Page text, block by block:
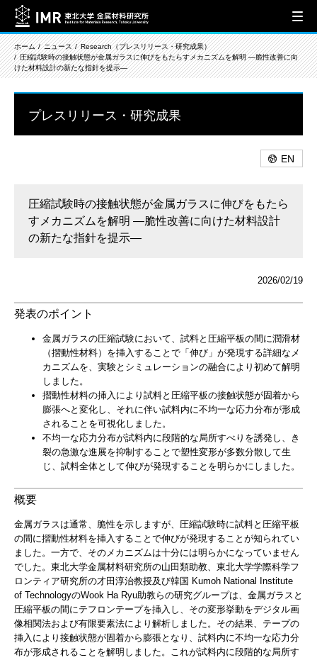
ホーム ニュース
Research（プレスリリース・研究成果）
圧縮試験時の接触状態が金属ガラスに伸びをもたらすメカニズムを解明 ―脆性改善に向
けた材料設計の新たな指針を提示―
プレスリリース・研究成果
EN
圧縮試験時の接触状態が金属ガラスに伸びをもたら
すメカニズムを解明 ―脆性改善に向けた材料設計
の新たな指針を提示―
2026/02/19
発表のポイント
金属ガラスの圧縮試験において、試料と圧縮平板の間に潤滑材
（摺動性材料）を挿入することで「伸び」が発現する詳細なメ
カニズムを、実験とシミュレーションの融合により初めて解明
しました。
摺動性材料の挿入により試料と圧縮平板の接触状態が固着から
膨張へと変化し、それに伴い試料内に不均一な応力分布が形成
されることを可視化しました。
不均一な応力分布が試料内に段階的な局所すべりを誘発し、き
裂の急激な進展を抑制することで塑性変形が多数分散して生
じ、試料全体として伸びが発現することを明らかにしました。
概要
金属ガラスは通常、脆性を示しますが、圧縮試験時に試料と圧縮平板
の間に摺動性材料を挿入することで伸びが発現することが知られてい
ました。一方で、そのメカニズムは十分には明らかになっていません
でした。東北大学金属材料研究所の山田類助教、東北大学学際科学フ
ロンティア研究所の才田淳治教授及び韓国 Kumoh National Institute
of TechnologyのWook Ha Ryu助教らの研究グループは、金属ガラスと
圧縮平板の間にテフロンテープを挿入し、その変形挙動をデジタル画
像相関法および有限要素法により解析しました。その結果、テープの
挿入により接触状態が固着から膨張となり、試料内に不均一な応力分
布が形成されることを解明しました。これが試料内に段階的な局所す